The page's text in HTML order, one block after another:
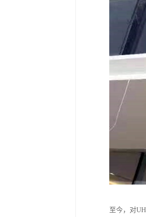
至今，对